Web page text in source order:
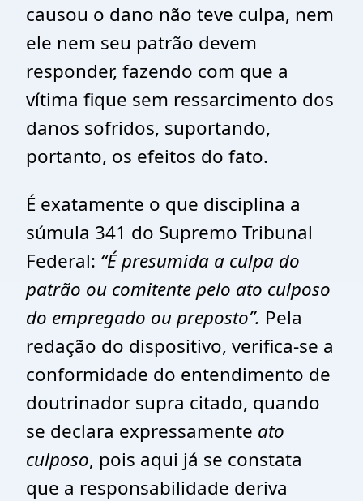
causou o dano não teve culpa, nem
ele nem seu patrão devem
responder, fazendo com que a
vítima fique sem ressarcimento dos
danos sofridos, suportando,
portanto, os efeitos do fato.
É exatamente o que disciplina a
súmula 341 do Supremo Tribunal
Federal: “É presumida a culpa do
patrão ou comitente pelo ato culposo
do empregado ou preposto”. Pela
redação do dispositivo, verifica-se a
conformidade do entendimento de
doutrinador supra citado, quando
se declara expressamente ato
culposo, pois aqui já se constata
que a responsabilidade deriva